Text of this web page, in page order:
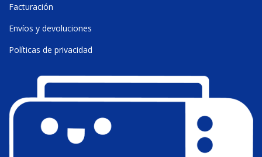
Facturación
Envíos y devoluciones
Políticas de privacidad